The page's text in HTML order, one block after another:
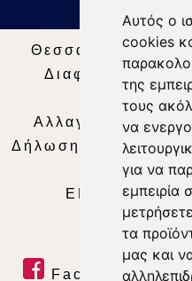
Αυτός ο
cookies
της
τους
να
για να
εμπειρία
τα
μας και
Θεσσαλία
Διαφήμιση |
Απορρήτου
Αλλαγή
Δήλωση
2018/334
ΕΝΗΜΕΡΩΣΗ
Facebook|